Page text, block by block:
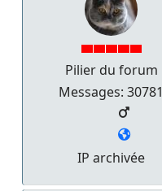
Pilier du forum
Messages: 30781
IP archivée